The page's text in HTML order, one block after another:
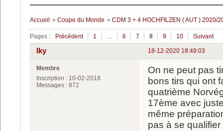
Accueil » Coupe du Monde » CDM 3 + 4 HOCHFILZEN ( AUT ) 2020/
Pages : Précédent 1 … 6 7 8 9 10 Suivant
18-12-2020 18:49:03
Iky
Membre
Inscription : 10-02-2018
Messages : 872
On ne peut pas
bons tirs qui ont
quatrième
17ème avec
même
pas à se